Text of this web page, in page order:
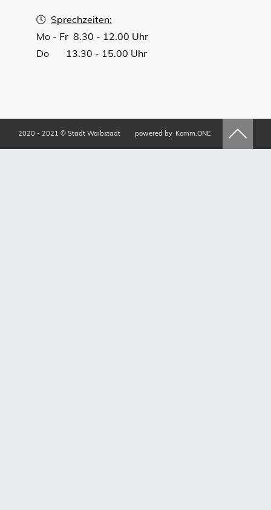
Sprechzeiten:
Mo - Fr 8.30 - 12.00 Uhr
Do 13.30 - 15.00 Uhr
2020 - 2021 © Stadt Waibstadt powered by Komm.ONE